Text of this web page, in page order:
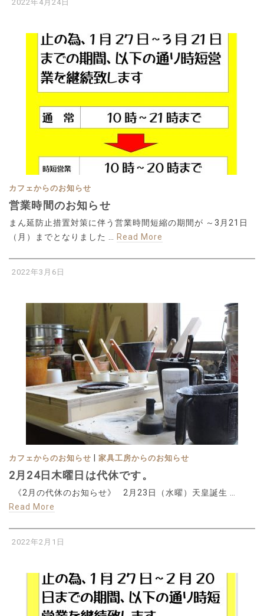
2022年4月24日
カフェからのお知らせ
営業時間のお知らせ
まん延防止措置対策に伴う営業時間短縮の期間が ～3月21日
（月）までとなりました …
Read More
2022年3月6日
カフェからのお知らせ 家具工房からのお知らせ
2月24日木曜日は代休です。
《2月の代休のお知らせ》 2月23日（水曜）天皇誕生 …
Read More
2022年2月1日